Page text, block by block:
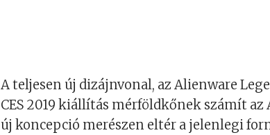
A teljesen új dizájnvonal, az Alienware
CES 2019 kiállítás mérföldkőnek számít az
új koncepció merészen eltér a jelenlegi